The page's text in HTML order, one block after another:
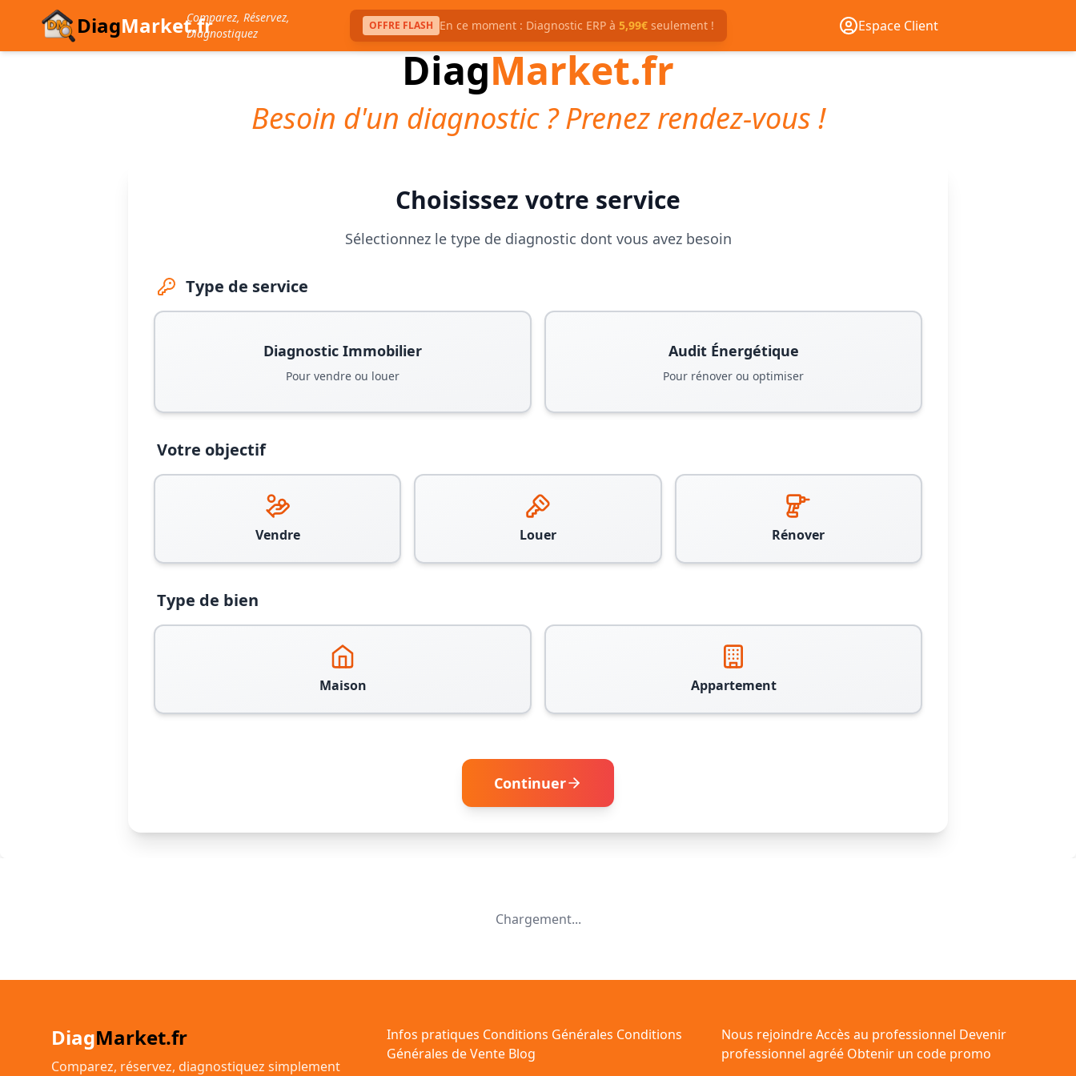
DiagMarket.frComparez, Réservez,
Diagnostiquez
OFFRE FLASH En ce moment : Diagnostic ERP à 5,99€seulement ! Espace Client
DiagMarket.fr
Besoin d'un diagnostic ? Prenez rendez-vous !
Choisissez votre service
Sélectionnez le type de diagnostic dont vous avez besoin
Type de service
Diagnostic Immobilier
Pour vendre ou louer
Audit Énergétique
Pour rénover ou optimiser
Votre objectif
Vendre Louer Rénover
Type de bien
Maison Appartement
Continuer
Chargement...
DiagMarket.fr
Comparez, réservez, diagnostiquez simplement
Infos pratiques Conditions Générales Conditions
Générales de Vente Blog
Nous rejoindreAccès au professionnel Devenir
professionnel agréé Obtenir un code promo